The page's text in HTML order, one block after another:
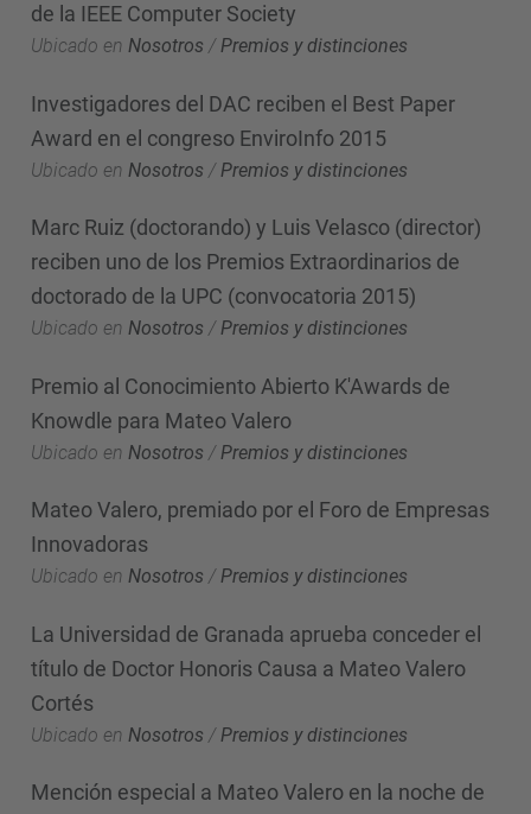
de la IEEE Computer Society
Ubicado en Nosotros /Premios y distinciones
Investigadores del DAC reciben el Best Paper
Award en el congreso EnviroInfo 2015
Ubicado en Nosotros / Premios y distinciones
Marc Ruiz (doctorando) y Luis Velasco (director)
reciben uno de los Premios Extraordinarios de
doctorado de la UPC (convocatoria 2015)
Ubicado en Nosotros /Premios y distinciones
Premio al Conocimiento Abierto K'Awards de
Knowdle para Mateo Valero
Ubicado en Nosotros / Premios y distinciones
Mateo Valero, premiado por el Foro de Empresas
Innovadoras
Ubicado en Nosotros /Premios y distinciones
La Universidad de Granada aprueba conceder el
título de Doctor Honoris Causa a Mateo Valero
Cortés
Ubicado en Nosotros / Premios y distinciones
Mención especial a Mateo Valero en la noche de